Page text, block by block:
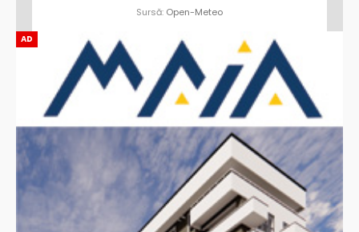
AD
Sursă: Open-Meteo